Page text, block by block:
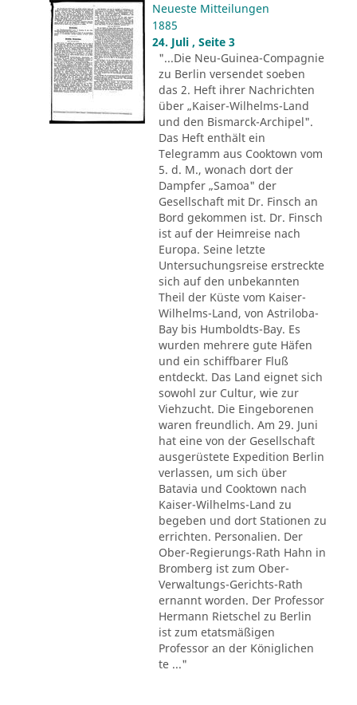
Neueste Mitteilungen
1885
24. Juli , Seite 3
"...Die Neu-Guinea-Compagnie
zu Berlin versendet soeben
das 2. Heft ihrer Nachrichten
über „Kaiser-Wilhelms-Land
und den Bismarck-Archipel".
Das Heft enthält ein
Telegramm aus Cooktown vom
5. d. M., wonach dort der
Dampfer „Samoa" der
Gesellschaft mit Dr. Finsch an
Bord gekommen ist. Dr. Finsch
ist auf der Heimreise nach
Europa. Seine letzte
Untersuchungsreise erstreckte
sich auf den unbekannten
Theil der Küste vom Kaiser-
Wilhelms-Land, von Astriloba-
Bay bis Humboldts-Bay. Es
wurden mehrere gute Häfen
und ein schiffbarer Fluß
entdeckt. Das Land eignet sich
sowohl zur Cultur, wie zur
Viehzucht. Die Eingeborenen
waren freundlich. Am 29. Juni
hat eine von der Gesellschaft
ausgerüstete Expedition Berlin
verlassen, um sich über
Batavia und Cooktown nach
Kaiser-Wilhelms-Land zu
begeben und dort Stationen zu
errichten. Personalien. Der
Ober-Regierungs-Rath Hahn in
Bromberg ist zum Ober-
Verwaltungs-Gerichts-Rath
ernannt worden. Der Professor
Hermann Rietschel zu Berlin
ist zum etatsmäßigen
Professor an der Königlichen
te ..."